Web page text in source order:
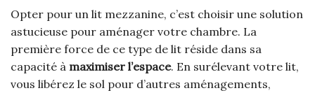
Opter pour un lit mezzanine, c’est choisir une solution
astucieuse pour aménager votre chambre. La
première force de ce type de lit réside dans sa
capacité à maximiser l’espace. En surélevant votre lit,
vous libérez le sol pour d’autres aménagements,